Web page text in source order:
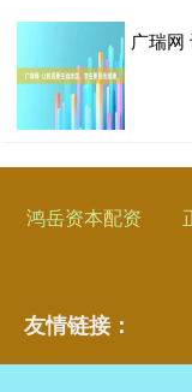
广瑞网
鸿岳资本配资
友情链接：